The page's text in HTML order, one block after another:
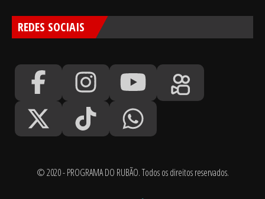
REDES SOCIAIS
© 2020 - PROGRAMA DO RUBÃO. Todos os direitos reservados.